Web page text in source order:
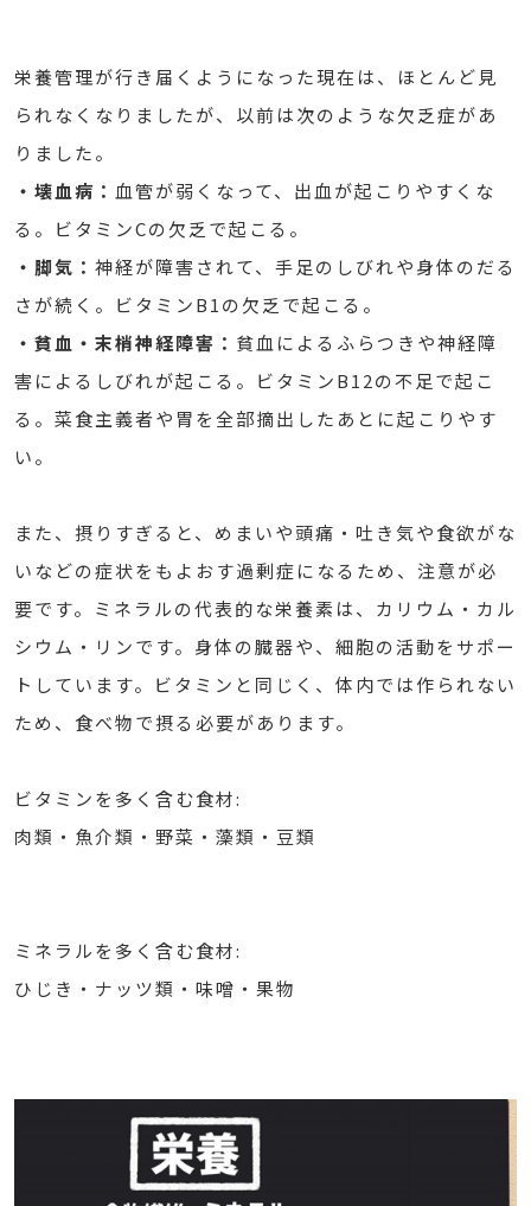
栄養管理が行き届くようになった現在は、ほとんど見
られなくなりましたが、以前は次のような欠乏症があ
りました。
・壊血病： 血管が弱くなって、出血が起こりやすくな
る。ビタミンCの欠乏で起こる。
・脚気： 神経が障害されて、手足のしびれや身体のだる
さが続く。ビタミンB1の欠乏で起こる。
・貧血・末梢神経障害： 貧血によるふらつきや神経障
害によるしびれが起こる。ビタミンB12の不足で起こ
る。菜食主義者や胃を全部摘出したあとに起こりやす
い。
また、摂りすぎると、めまいや頭痛・吐き気や食欲がな
いなどの症状をもよおす過剰症になるため、注意が必
要です。ミネラルの代表的な栄養素は、カリウム・カル
シウム・リンです。身体の臓器や、細胞の活動をサポー
トしています。ビタミンと同じく、体内では作られない
ため、食べ物で摂る必要があります。
ビタミンを多く含む食材:
肉類・魚介類・野菜・藻類・豆類
ミネラルを多く含む食材:
ひじき・ナッツ類・味噌・果物